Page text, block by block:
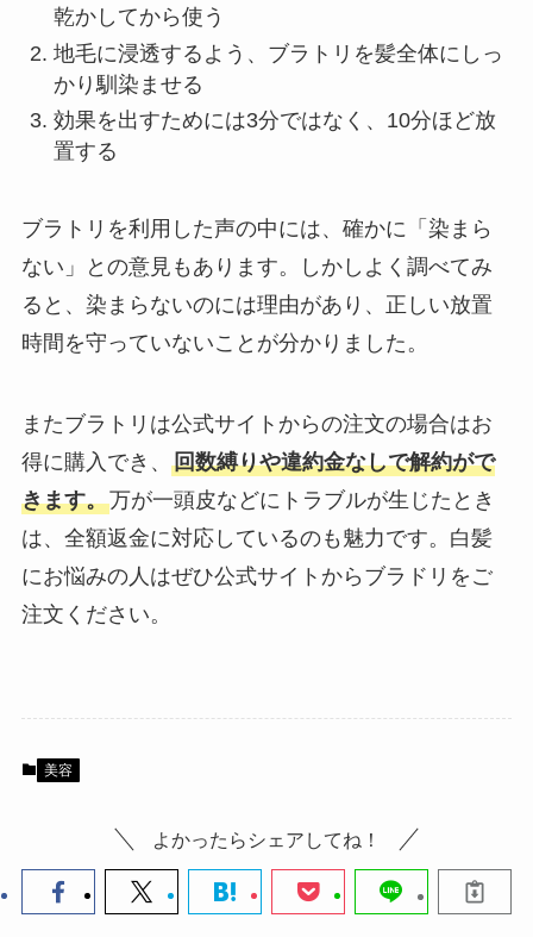
乾かしてから使う
地毛に浸透するよう、ブラトリを髪全体にしっ
かり馴染ませる
効果を出すためには3分ではなく、10分ほど放
置する
ブラトリを利用した声の中には、確かに「染まら
ない」との意見もあります。しかしよく調べてみ
ると、染まらないのには理由があり、正しい放置
時間を守っていないことが分かりました。
またブラトリは公式サイトからの注文の場合はお
得に購入でき、 回数縛りや違約金なしで解約がで
きます。万が一頭皮などにトラブルが生じたとき
は、全額返金に対応しているのも魅力です。白髪
にお悩みの人はぜひ公式サイトからブラドリをご
注文ください。
美容
よかったらシェアしてね！